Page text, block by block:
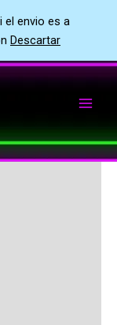
el envio es a
Descartar